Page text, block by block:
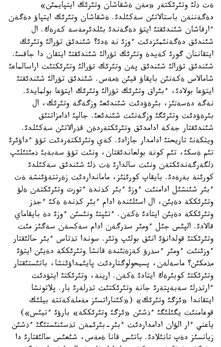
ةث ذلئ وتئرئكتةر «مةن ةشقاشان وتئرئك ايتپايمئن»
دةگةننةن باستالاتئن سةكئلدئ. ةشقاشان وتئرئك ايتپاؤ دةگةن
ءارقاشان شئندئقتئ ايتؤ دةگةندئ بئلدئرمةسة كةرةك. ال
شئندئق دةگةنئمئزدئث ءوزئ نة ةدئ؟ شئندئق تؤرالئ وتئرئك
ايتقاننان گورئ كةيدة وتئرئك تؤرالئ شئندئقتئ ايتقان دا جاقسئ.
شئندئق تؤرالئ شئندئق پةن وتئرئك تؤرالئ وتئرئكتئث اراسالماعئ
شامالاس ةكةنئن بايقاؤ قيئن ةمةس. شئندئق تؤرالئ شئندئقتئ
ايتؤعا بولادئ، ءبئراق وتئرئك تؤرالئ وتئرئك ايتؤعا بولمايدئ.
نةگة دةسةثئز، بئرةؤدئث شئندئعئ وزگةگة وتئرئك، ال
بئرةؤدئث وتئرئگئ وزگةنئث شئندئعئ. جالپئ ادامزاتتئق
شئندئقتار جةكة ادامدئق وتئرئكتةردةن قذرالاتئن سةكئلدئ.
ويتكةنئ تاريحتئ ادامدار جازادئ. كةي وتئرئكتةردئث تؤؤ ءداؤئرئ
تئم ةسكئ، تئم كونة بولعاندئقتان، ونئث تؤؤ سةبةبئ ذمئتئلئپ
ذلگةرگةندئكتةن ونئث سالدارئ ةث ذلئ شئندئق سةكئلدئ
كورئنة بةرةدئ. بايقاپ كورئثئز، مامانداردئث زةرتتةؤئنشة ةث
ءبئر شئنشئل ادامنئث ءوزئ ءبئر كذندة ءتورت وتئرئكتةن ةلؤ
وتئرئككة دةيئن، ال اسئلئندة ادام ءبئر كذندة ةكئ ءجذز
وتئرئككة دةيئن ايتادئ ةكةن. ءتئپتئ ونئسئن ءوزئ دة بايقاماي
قالادئ. الپئس جئل ءومئر سذرگةن ادام سةكسةن سةگئز مئث
وتئرئكتئ قولدانؤئ انئق بولئپ وتئر. سوندا تذتاس ءبئر حالئقتار
ءوزئنئث ءومئر ءسذرؤ كةزةثئندة قانشا وتئرئككة دةيئن ايتؤئ
مذمكئن؟ ماسةلةن، پسيحولوگتاردئث پايئمداؤئنشا، باتئستئقتار
وتئرئكتئ كوبئرةك ايتادئ ةكةن. ارينة، وتئرئكتئ ايتؤدئث
ءارتذرلئ سةبةپتةرئ جانة وتئرئكتئث تذرلةرئ بار. پلاتونشا
ايتقاندا «ئزگئ وتئرئك» («كئناراتسئز مةملةكةتتة بيلئك
قوعامنئث يگئلئگئ ءذشئن «ئزگئ وتئرئككة» بارؤئ ءتيئس»)
ياعني ءار الؤان ادامداردئث ءبئر-بئرئمةن تذسئنئستئگئ ءذشئن
زيانسئز دةپ تانئلادئ. باتئس قانا ةمةس، شئعئس حالئقتارئ دا